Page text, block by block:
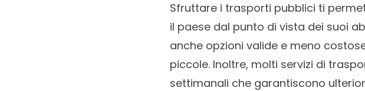
Sfruttare i trasporti pubblici ti
il paese dal punto di vista dei suoi
anche opzioni valide e meno
piccole. Inoltre, molti servizi di
settimanali che garantiscono